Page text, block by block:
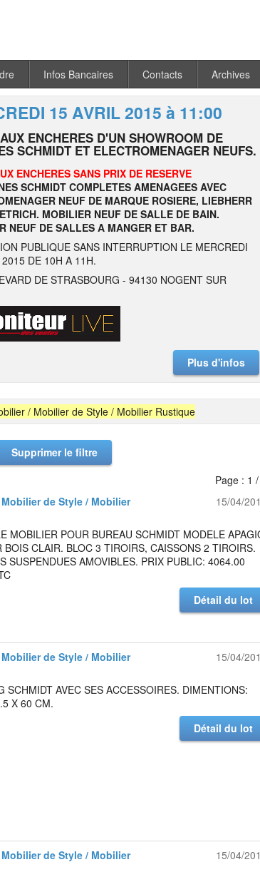
Infos Bancaires Contacts Archives
15 AVRIL 2015 à 11:00
ENCHERES D'UN SHOWROOM DE
SCHMIDT ET ELECTROMENAGER NEUFS.
ENCHERES SANS PRIX DE RESERVE
SCHMIDT COMPLETES AMENAGEES AVEC
NEUF DE MARQUE ROSIERE, LIEBHERR
MOBILIER NEUF DE SALLE DE BAIN.
NEUF DE SALLES A MANGER ET BAR.
PUBLIQUE SANS INTERRUPTION LE MERCREDI
DE 10H A 11H.
DE STRASBOURG - 94130 NOGENT SUR
Plus d'infos
/ Mobilier de Style / Mobilier Rustique
Supprimer le filtre
Page : 1 /
de Style / Mobilier
15/04/
MOBILIER POUR BUREAU SCHMIDT MODELE
BOIS CLAIR. BLOC 3 TIROIRS, CAISSONS 2 TIROIRS.
SUSPENDUES AMOVIBLES. PRIX PUBLIC: 4064.00
Détail du lot
de Style / Mobilier
15/04/
SCHMIDT AVEC SES ACCESSOIRES. DIMENTIONS:
X 60 CM.
Détail du lot
de Style / Mobilier
15/04/